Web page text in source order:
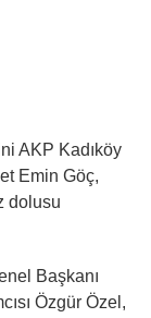
AKP Kadıköy
Emin Göç,
dolusu
Başkanı
Özgür Özel,